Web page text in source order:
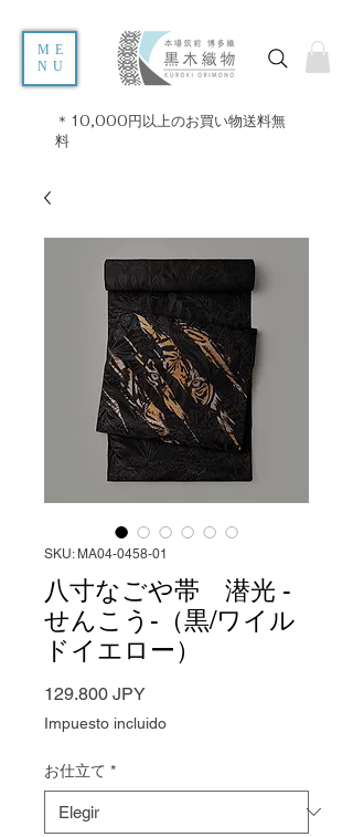
ME
NU
＊10,000円以上のお買い物送料無
料
SKU: MA04-0458-01
八寸なごや帯 潜光 -
せんこう-（黒/ワイル
ドイエロー）
129.800 JPYPrecio
Impuesto incluido
お仕立て *